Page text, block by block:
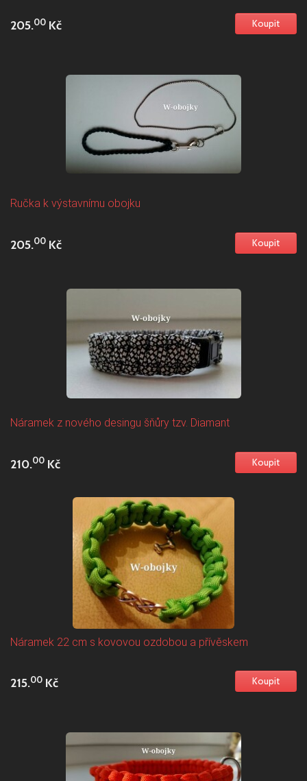
205.00 Kč
Ručka k výstavnímu obojku
205.00 Kč
Náramek z nového desingu šňůry tzv. Diamant
210.00 Kč
Náramek 22 cm s kovovou ozdobou a přívěskem
215.00 Kč